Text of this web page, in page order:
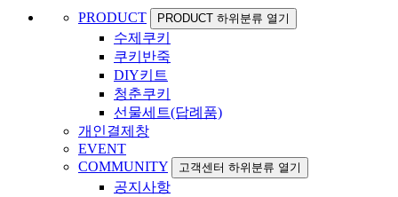
PRODUCT PRODUCT 하위분류 열기
수제쿠키
쿠키반죽
DIY키트
청춘쿠키
선물세트(답례품)
개인결제창
EVENT
COMMUNITY
고객센터 하위분류 열기
공지사항